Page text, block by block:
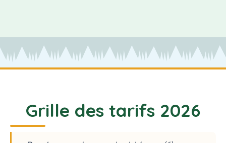
Grille des tarifs 2026